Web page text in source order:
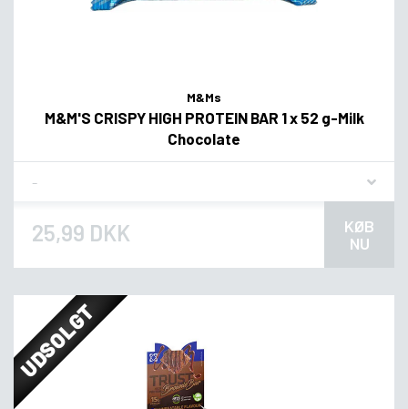
M&Ms
M&M'S CRISPY HIGH PROTEIN BAR 1 x 52 g-Milk
Chocolate
25,99 DKK
KØB
NU
UDSOLGT